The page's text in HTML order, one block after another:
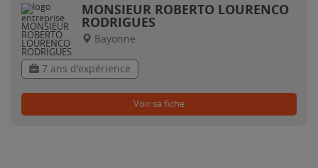
MONSIEUR ROBERTO LOURENCO
RODRIGUES
Bayonne
7 ans d'expérience
Voir sa fiche